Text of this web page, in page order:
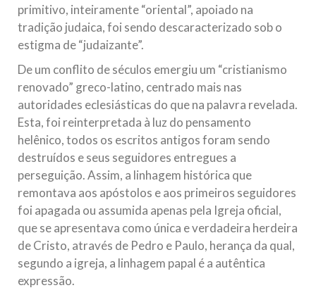
primitivo, inteiramente “oriental”, apoiado na
tradição judaica, foi sendo descaracterizado sob o
estigma de “judaizante”.
De um conflito de séculos emergiu um “cristianismo
renovado” greco-latino, centrado mais nas
autoridades eclesiásticas do que na palavra revelada.
Esta, foi reinterpretada à luz do pensamento
helênico, todos os escritos antigos foram sendo
destruídos e seus seguidores entregues a
perseguição. Assim, a linhagem histórica que
remontava aos apóstolos e aos primeiros seguidores
foi apagada ou assumida apenas pela Igreja oficial,
que se apresentava como única e verdadeira herdeira
de Cristo, através de Pedro e Paulo, herança da qual,
segundo a igreja, a linhagem papal é a autêntica
expressão.